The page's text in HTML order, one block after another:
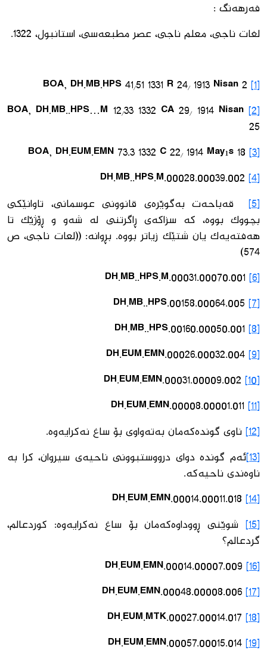
فەرهەنگ :
لغات ناجی، معلم ناجی، عصر مطبعەسی، استانبول، 1322.
[1]
[2]
BOA, DH.MB..HPS…M 12/33 1332 CA 29/ 1914 Nisan
25
[3]
[4]
[5]
قەباحەت بەگوێرەی قانوونی عوسمانی، تاوانێكی
بچووك بووە، كە سزاكەی ڕاگرتنی لە شەو و ڕۆژێك تا
هەفتەیەك یان شتێك زیاتر بووە. بڕوانە: ((لعات ناجی، ص
574)
[6]
[7]
[8]
[9]
[10]
[11]
[12]
ناوی گوندەكەمان بەتەواوی بۆ ساغ نەكرایەوە.
[13]
ئەم گوندە دوای درووستبوونی ناحیەی سیروان، كرا بە
ناوەندی ناحیەكە.
[14]
[15]
شوێنی ڕووداوەكەمان بۆ ساغ نەكرایەوە: كوردعالم،
گردعالم؟
[16]
[17]
[18]
[19]